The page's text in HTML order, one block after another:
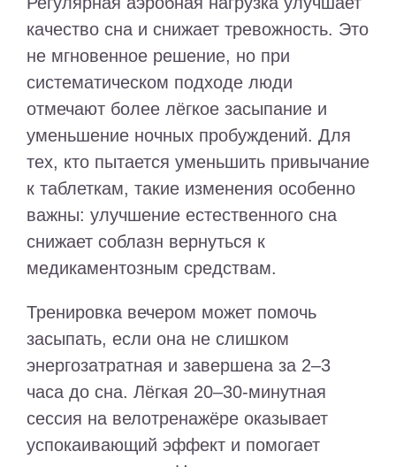
качество сна и снижает тревожность. Это
не мгновенное решение, но при
систематическом подходе люди
отмечают более лёгкое засыпание и
уменьшение ночных пробуждений. Для
тех, кто пытается уменьшить привычание
к таблеткам, такие изменения особенно
важны: улучшение естественного сна
снижает соблазн вернуться к
медикаментозным средствам.
Тренировка вечером может помочь
засыпать, если она не слишком
энергозатратная и завершена за 2–3
часа до сна. Лёгкая 20–30-минутная
сессия на велотренажёре оказывает
успокаивающий эффект и помогает